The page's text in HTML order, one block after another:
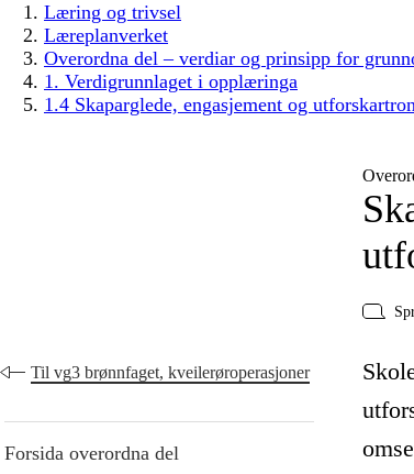
Læring og trivsel
Læreplanverket
Overordna del – verdiar og prinsipp for
1. Verdigrunnlaget i opplæringa
1.4 Skaparglede, engasjement og
Til vg3 brønnfaget, kveilerøroperasjoner
Forsida overordna del